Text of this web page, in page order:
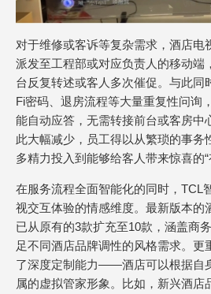
对于维修或客诉等复杂需求，酒店电
派发至工程部或对应负责人的移动端
台反复转述或客人多次催促。与此同
Fi密码、退房流程等大量重复性问询
能自动应答，无需转接前台或客房中
此大幅减少，员工得以从繁琐的事务
多精力投入到能够给客人带来惊喜的“
在服务流程全面智能化的同时，TCL
视交互体验的情感维度。最新版本的
已从原有的3款扩充至10款，涵盖商
足不同酒店品牌调性的风格需求。更
了深度定制能力——酒店可以根据自
属的虚拟管家形象。比如，新兴酒店